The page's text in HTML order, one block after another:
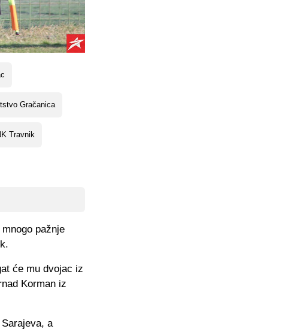
Gračanica
Travnik
pažnje
će mu dvojac iz
Korman iz
a